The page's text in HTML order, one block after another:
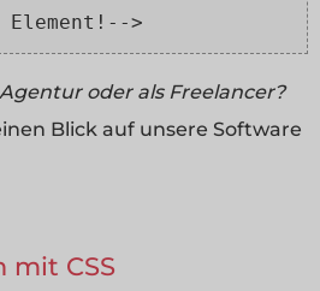
Element!-->
oder als Freelancer?
Blick auf unsere Software
mit CSS